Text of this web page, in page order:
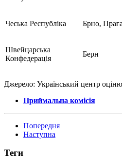
Чеська Республіка Брно, Прага
Швейцарська
Конфедерація
Берн
Джерело: Український центр
Приймальна комісія
Попередня
Наступна
Теги